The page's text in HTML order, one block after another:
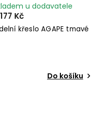
křeslo AGAPE tmavé
u dodavatele
Kč
Do košíku